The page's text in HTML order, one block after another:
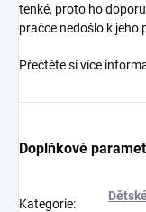
tenké, proto ho
pračce nedošlo k jeho
Přečtěte si více
Doplňkové
Kategorie: